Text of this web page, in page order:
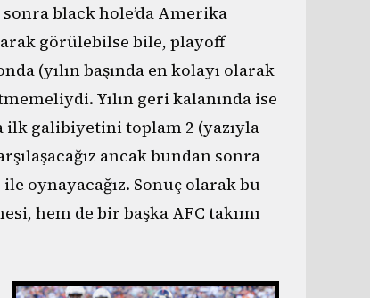
black hole’da Amerika
görülebilse bile, playoff
(yılın başında en kolayı olarak
Yılın geri kalanında ise
ilk galibiyetini toplam 2 (yazıyla
ancak bundan sonra
ile oynayacağız. Sonuç olarak bu
hem de bir başka AFC takımı